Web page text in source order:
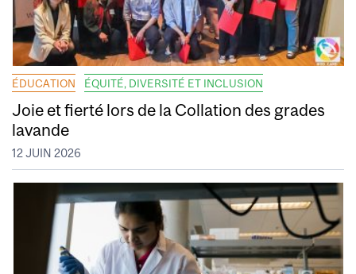
ÉDUCATION ÉQUITÉ, DIVERSITÉ ET INCLUSION
Joie et fierté lors de la Collation des grades
lavande
12 JUIN 2026